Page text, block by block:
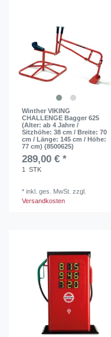
Winther VIKING
CHALLENGE Bagger 625
(Alter: ab 4 Jahre /
Sitzhöhe: 38 cm / Breite: 70
cm / Länge: 145 cm / Höhe:
77 cm) (8500625)
289,00 € *
1 STK
*inkl. ges. MwSt. zzgl.
Versandkosten